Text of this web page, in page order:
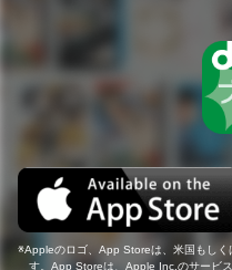
Appleのロゴ、App Storeは、米国もし
す。App Storeは、Apple Inc.のサービス